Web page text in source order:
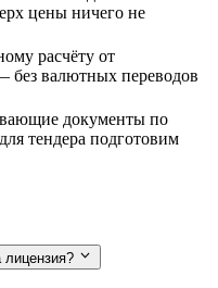
цены ничего не
расчёту от
без валютных переводов
документы по
тендера подготовим
лицензия?